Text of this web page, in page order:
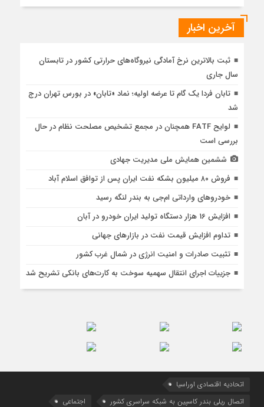
آخرین اخبار
ثبت بالاترین نرخ آمادگی نیروگاه‌های حرارتی کشور در تابستان
سال جاری
تابان فردا یک گام تا عرضه اولیه؛ نماد «تابان» در بورس تهران درج
شد
لوایح FATF همچنان در مجمع تشخیص مصلحت نظام در حال
بررسی است
ششمین همایش ملی مدیریت جهادی
فروش ۸۰ میلیون بشکه نفت ایران پس از توافق اسلام آباد
خودروهای وارداتی ام‌جی به بندر لنگه رسید
افزایش 16 هزار دستگاه تولید ایران خودرو در آبان
تداوم افزایش قیمت نفت در بازارهای جهانی
تثبیت صادرات و امنیت انرژی در شمال‌ غرب کشور
جزییات اجرای انتقال سهمیه سوخت به کارت‌های بانکی تشریح شد
اتحادیه اقتصادی اوراسیا
اتصال ریلی بندر کاسپین به شبکه سراسری کشور
اجتماعی